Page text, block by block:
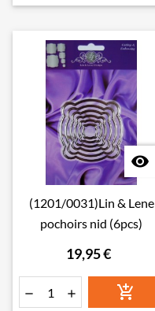

(1201/0031)Lin & Lene
pochoirs nid (6pcs)
19,95 €
  